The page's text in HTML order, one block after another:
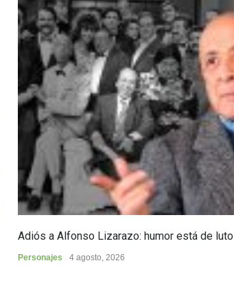
Adiós a Alfonso Lizarazo: humor está de luto
Personajes 4 agosto, 2026